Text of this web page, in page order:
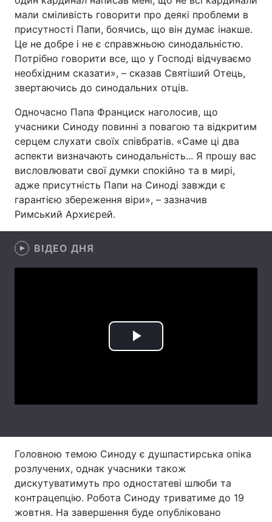
Головна Війна
Україна Політика
Економіка Світ
Спорт
Техно і зв'язок Лайт
Зброя Інциденти
Здоров'я Туризм
Цікавинки Погода
Екологія Регіони
Лонгріди
Думки
Вакансії
мали сміливість говорити про деякі проблеми в
присутності Папи, боячись, що він думає інакше.
Це не добре і не є справжньою синодальністю.
Потрібно говорити все, що у Господі відчуваємо
необхідним сказати», – сказав Святіший Отець,
звертаючись до синодальних отців.
Одночасно Папа Франциск наголосив, що
учасники Синоду повинні з повагою та відкритим
серцем слухати своїх співбратів. «Саме ці два
аспекти визначають синодальність... Я прошу вас
висловлювати свої думки спокійно та в мирі,
адже присутність Папи на Синоді завжди є
гарантією збереження віри», – зазначив
Римський Архиєрей.
ВІДЕО ДНЯ
Play
Головною темою Синоду є душпастирська опіка
розлучених, однак учасники також
дискутуватимуть про одностатеві шлюби та
контрацепцію. Робота Синоду триватиме до 19
жовтня. На завершення буде опубліковано